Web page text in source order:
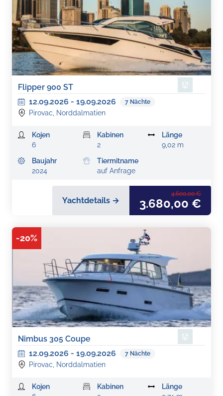
Flipper 900 ST
12.09.2026 - 19.09.2026 7 Nächte
Pirovac, Norddalmatien
Kojen
6
Kabinen
2
Länge
9,02 m
Baujahr
2024
Tiermitname
auf Anfrage
Yachtdetails →
4.600,00 €
3.680,00 €
-20%
Nimbus 305 Coupe
12.09.2026 - 19.09.2026 7 Nächte
Pirovac, Norddalmatien
Kojen
Kabinen
Länge